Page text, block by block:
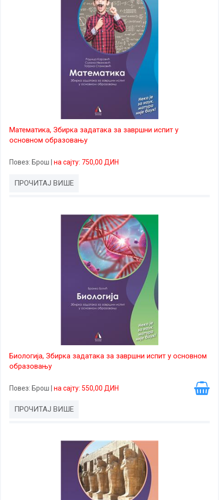
Математика, Збирка задатака за завршни испит у
основном образовању
Повез: Брош на сајту: 750,00 ДИН
ПРОЧИТАЈ ВИШЕ
Биологија, Збирка задатака за завршни испит у основном
образовању
Повез: Брош на сајту: 550,00 ДИН
ПРОЧИТАЈ ВИШЕ